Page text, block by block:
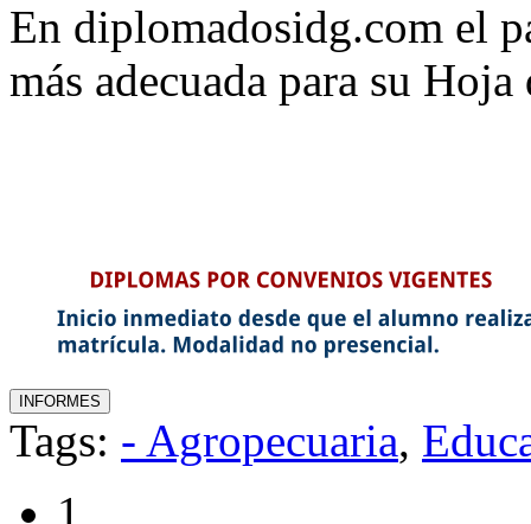
En diplomadosidg.com el
más adecuada para su
Tags: - Agropecuaria,
1